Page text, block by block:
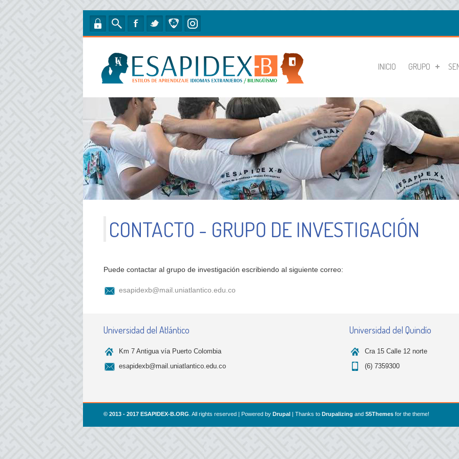
INICIO GRUPO
CONTACTO - GRUPO DE INVESTIGACIÓN
Puede contactar al grupo de investigación escribiendo al siguiente correo:
esapidexb@mail.uniatlantico.edu.co
Universidad del Atlántico
Km 7 Antigua vía Puerto Colombia
esapidexb@mail.uniatlantico.edu.co
Universidad del Quindío
Cra 15 Calle 12 norte
(6) 7359300
© 2013 - 2017 ESAPIDEX-B.ORG . All rights reserved | Powered by Drupal | Thanks to Drupalizing and S5Themes for the theme!